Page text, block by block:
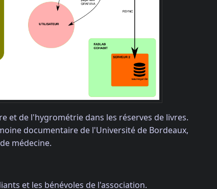
et de l'hygrométrie dans les réserves de livres.
documentaire de l'Université de Bordeaux,
médecine.
et les bénévoles de l'association.